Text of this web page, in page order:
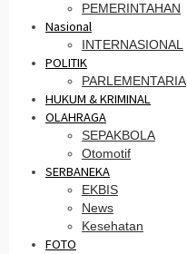
PEMERINTAHAN
Nasional
INTERNASIONAL
POLITIK
PARLEMENTARIA
HUKUM & KRIMINAL
OLAHRAGA
SEPAKBOLA
Otomotif
SERBANEKA
EKBIS
News
Kesehatan
FOTO